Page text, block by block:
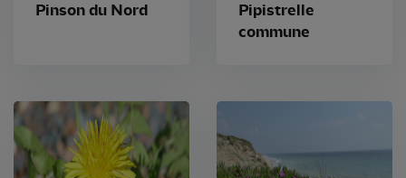
Pinson du Nord
Pipistrelle
commune